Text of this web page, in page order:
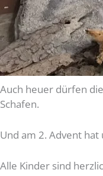
Auch heuer dürfen
Schafen.
Und am 2. Advent
Alle Kinder sind